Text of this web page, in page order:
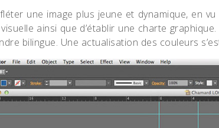
une image plus jeune et dynamique, en
ainsi que d’établir une charte
bilingue. Une actualisation des couleurs